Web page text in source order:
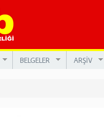
BELGELER ARŞİV